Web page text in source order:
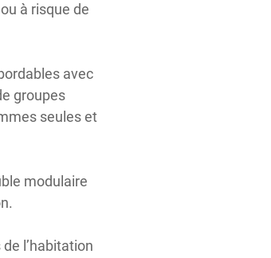
à risque de
avec
groupes
seules et
modulaire
l’habitation